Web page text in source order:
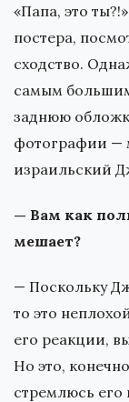
«Папа, это
постера,
сходство.
самым
заднюю
фотографии —
израильский
— Вам как
мешает?
— Поскольку
то это
его реакции,
Но это,
стремлюсь его